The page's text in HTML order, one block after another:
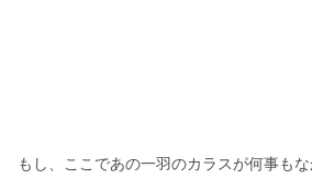
もし、ここであの一羽のカラスが何事も